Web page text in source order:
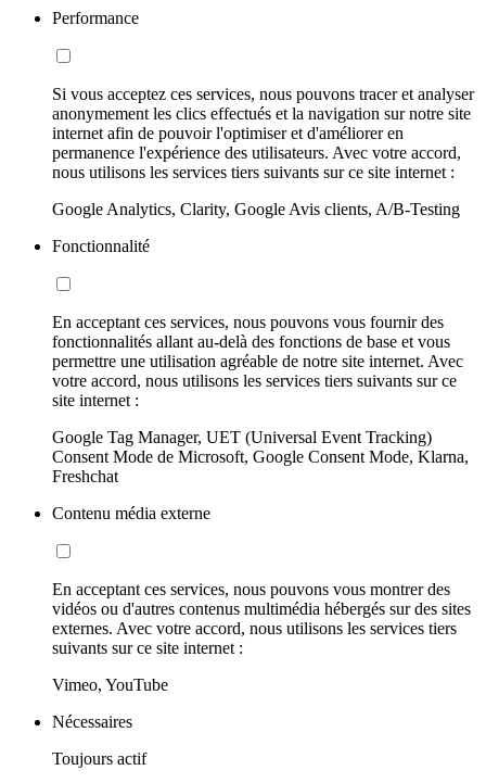
Performance
Si vous acceptez ces services, nous pouvons tracer et analyser
anonymement les clics effectués et la navigation sur notre site
internet afin de pouvoir l'optimiser et d'améliorer en
permanence l'expérience des utilisateurs. Avec votre accord,
nous utilisons les services tiers suivants sur ce site internet :
Google Analytics, Clarity, Google Avis clients, A/B-Testing
Fonctionnalité
En acceptant ces services, nous pouvons vous fournir des
fonctionnalités allant au-delà des fonctions de base et vous
permettre une utilisation agréable de notre site internet. Avec
votre accord, nous utilisons les services tiers suivants sur ce
site internet :
Google Tag Manager, UET (Universal Event Tracking)
Consent Mode de Microsoft, Google Consent Mode, Klarna,
Freshchat
Contenu média externe
En acceptant ces services, nous pouvons vous montrer des
vidéos ou d'autres contenus multimédia hébergés sur des sites
externes. Avec votre accord, nous utilisons les services tiers
suivants sur ce site internet :
Vimeo, YouTube
Nécessaires
Toujours actif